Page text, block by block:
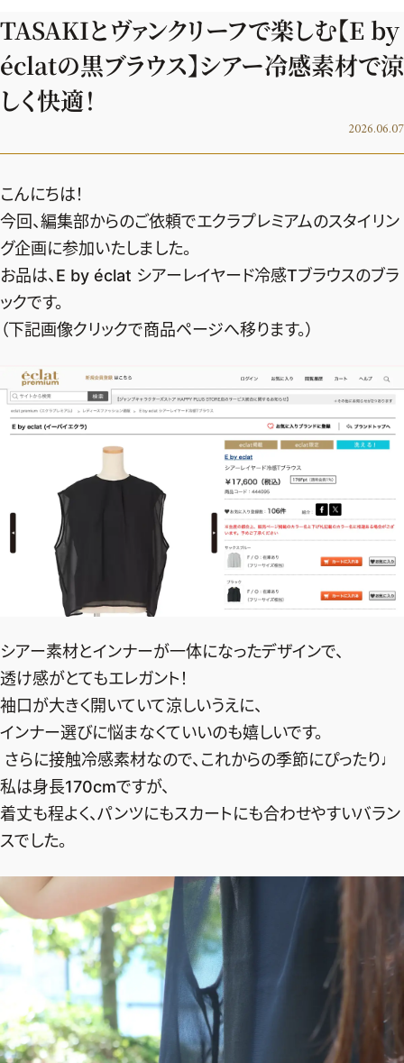
2026年9月号
最新号試し読み
定期購読
デジタル版
購入
SHOPPING
エクラプレミアム通販
売れ筋ランキング
イーバイエクラ
FOLLOW US
ファッション、ライフスタイル、
そしてエクラの美意識を、SNSで発信しています。
JOIN US
編集部から届くメールマガジン、
会員限定プレゼントや特別イベントへの応募など
特典が満載！
新規会員登録はこちら
TASAKIとヴァンクリーフで楽しむ【E by
éclatの黒ブラウス】シアー冷感素材で涼
しく快適！
2026.06.07
こんにちは！
今回、編集部からのご依頼でエクラプレミアムのスタイリン
グ企画に参加いたしました。
お品は、︎E by éclat シアーレイヤード冷感Tブラウスのブラ
ックです。
（下記画像クリックで商品ページへ移ります。）
シアー素材とインナーが一体になったデザインで、
透け感がとてもエレガント！
袖口が大きく開いていて涼しいうえに、
インナー選びに悩まなくていいのも嬉しいです。
さらに接触冷感素材なので、これからの季節にぴったり♩
私は身長170cmですが、
着丈も程よく、パンツにもスカートにも合わせやすいバラン
スでした。